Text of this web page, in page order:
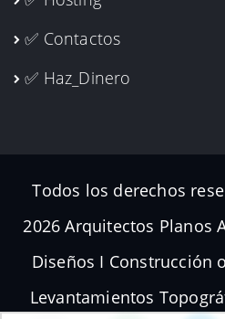
✅ Contactos
✅ Haz_Dinero
Todos los derechos
2026 Arquitectos Planos
Diseños I Construcción
Levantamientos